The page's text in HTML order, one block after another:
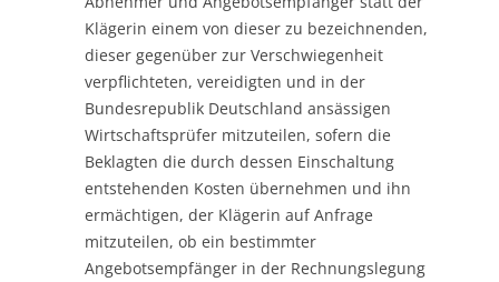
Klägerin einem von dieser zu bezeichnenden,
dieser gegenüber zur Verschwiegenheit
verpflichteten, vereidigten und in der
Bundesrepublik Deutschland ansässigen
Wirtschaftsprüfer mitzuteilen, sofern die
Beklagten die durch dessen Einschaltung
entstehenden Kosten übernehmen und ihn
ermächtigen, der Klägerin auf Anfrage
mitzuteilen, ob ein bestimmter
Angebotsempfänger in der Rechnungslegung